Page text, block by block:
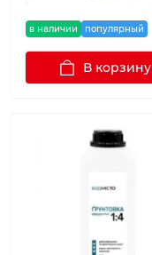
в наличии популярный
В корзину